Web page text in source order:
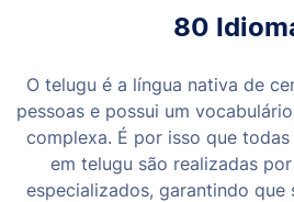
80
O telugu é a língua nativa de
pessoas e possui um
complexa. É por isso que
em telugu são realizadas
especializados, garantindo que